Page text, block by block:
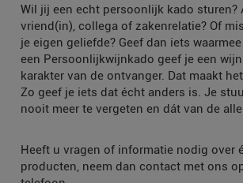
Wil jij een echt persoonlijk kado sturen?
vriend(in), collega of zakenrelatie? Of
je eigen geliefde? Geef dan iets
een Persoonlijkwijnkado geef je een
karakter van de ontvanger. Dat maakt
Zo geef je iets dat écht anders is. Je
nooit meer te vergeten en dát van de
Heeft u vragen of informatie nodig over
producten, neem dan contact met ons